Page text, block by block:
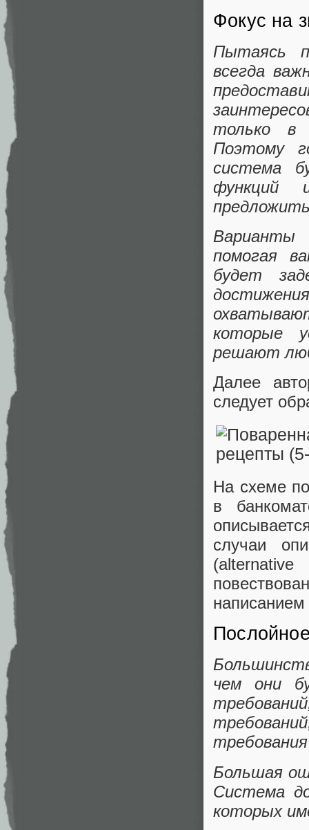
Фокус на
Пытаясь
всегда
только в
Поэтому
система
функций
Варианты
помогая
будет
которые
решают
Далее
следует
На схеме
в
случаи
написанием
чем они
Большая
Система
которых